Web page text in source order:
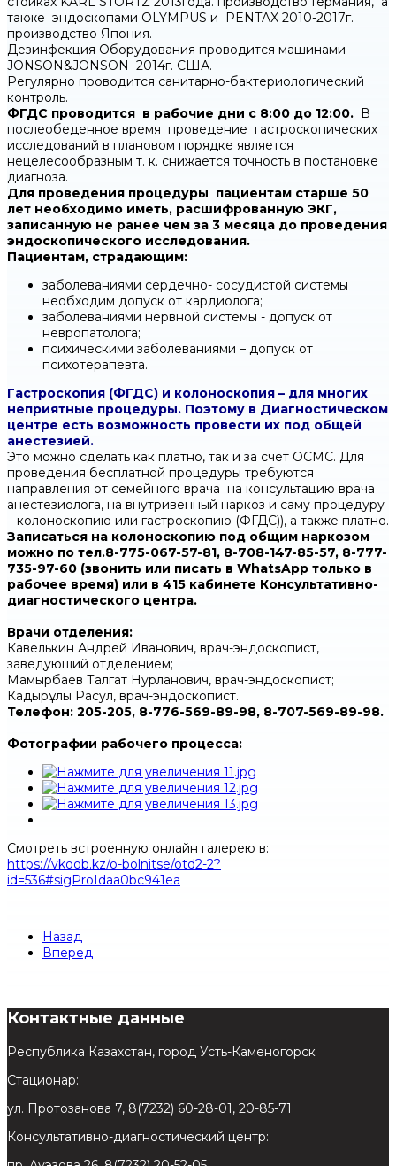
также эндоскопами OLYMPUS и PENTAX 2010-2017г.
производство Япония.
Дезинфекция Оборудования проводится машинами
JONSON&JONSON 2014г. США.
Регулярно проводится санитарно-бактериологический
контроль.
ФГДС проводится в рабочие дни с 8:00 до 12:00. В
послеобеденное время проведение гастроскопических
исследований в плановом порядке является
нецелесообразным т. к. снижается точность в постановке
диагноза.
Для проведения процедуры пациентам старше 50
лет необходимо иметь, расшифрованную ЭКГ,
записанную не ранее чем за 3 месяца до проведения
эндоскопического исследования.
Пациентам, страдающим:
заболеваниями сердечно- сосудистой системы
необходим допуск от кардиолога;
заболеваниями нервной системы - допуск от
невропатолога;
психическими заболеваниями – допуск от
психотерапевта.
Гастроскопия (ФГДС) и колоноскопия – для многих
неприятные процедуры. Поэтому в Диагностическом
центре есть возможность провести их под общей
анестезией.
Это можно сделать как платно, так и за счет ОСМС. Для
проведения бесплатной процедуры требуются
направления от семейного врача на консультацию врача
анестезиолога, на внутривенный наркоз и саму процедуру
– колоноскопию или гастроскопию (ФГДС)), а также платно.
Записаться на колоноскопию под общим наркозом
можно по тел.8-775-067-57-81, 8-708-147-85-57, 8-777-
735-97-60 (звонить или писать в WhatsApp только в
рабочее время) или в 415 кабинете Консультативно-
диагностического центра.
Врачи отделения:
Кавелькин Андрей Иванович, врач-эндоскопист,
заведующий отделением;
Мамырбаев Талгат Нурланович, врач-эндоскопист;
Кадырұлы Расул, врач-эндоскопист.
Телефон: 205-205, 8-776-569-89-98, 8-707-569-89-98.
Фотографии рабочего процесса:
Смотреть встроенную онлайн галерею в:
https://vkoob.kz/o-bolnitse/otd2-2?
id=536#sigProIdaa0bc941ea
Назад
Вперед
Контактные данные
Республика Казахстан, город Усть-Каменогорск
Стационар:
ул. Протозанова 7, 8(7232) 60-28-01, 20-85-71
Консультативно-диагностический центр: